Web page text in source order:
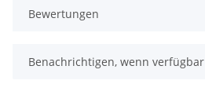
Bewertungen
Benachrichtigen, wenn verfügbar